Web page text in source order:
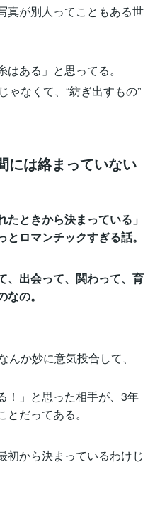
真が別人ってこともある世
ある」と思ってる。
ゃなくて、“紡ぎ出すもの”
には絡まっていない
ときから決まっている」
ロマンチックすぎる話。
、出会って、関わって、育
の。
か妙に意気投合して、
！」と思った相手が、3年
だってある。
初から決まっているわけじ